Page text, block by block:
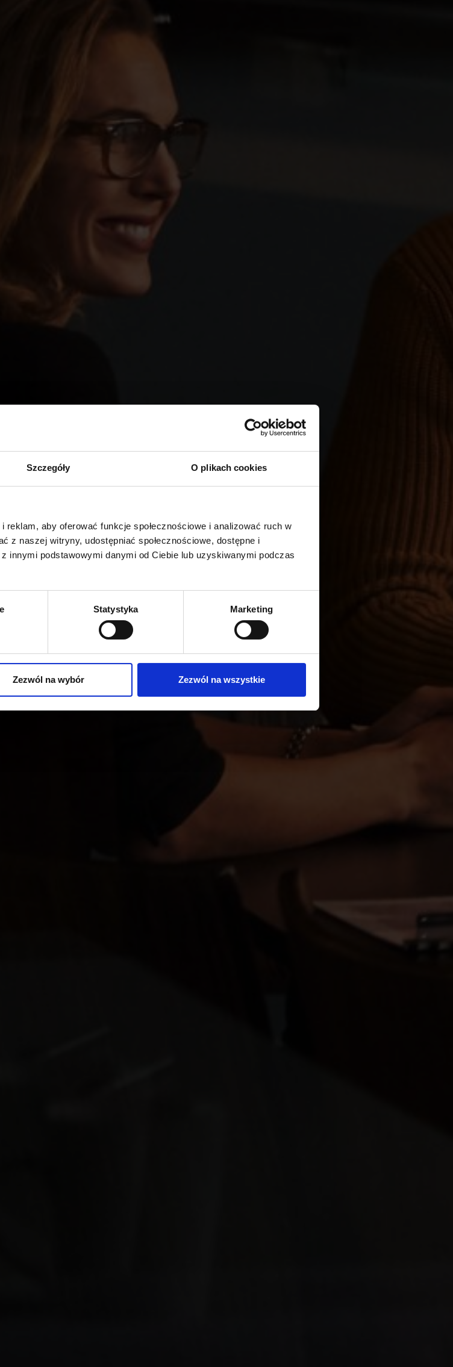
Szczegóły O plikach cookies
aby oferować funkcje społecznościowe i analizować ruch w
z naszej witryny, udostępniać społecznościowe, dostępne i
innymi podstawowymi danymi od Ciebie lub uzyskiwanymi podczas
Statystyka Marketing
Zezwól na wybór Zezwól na wszystkie